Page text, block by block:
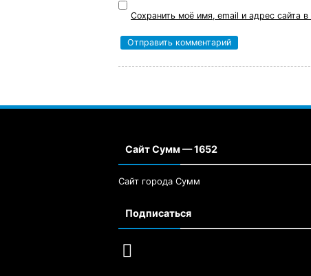
Сохранить моё имя, email и адрес сайта
Сайт Сумм — 1652
Сайт города Сумм
Подписаться